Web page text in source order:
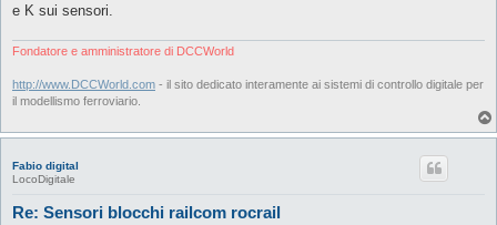
e K sui sensori.
Fondatore e amministratore di DCCWorld
http://www.DCCWorld.com - il sito dedicato interamente ai sistemi di controllo digitale per
il modellismo ferroviario.
Fabio digital
LocoDigitale
Re: Sensori blocchi railcom rocrail